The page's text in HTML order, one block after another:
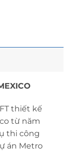
thiết kế
từ năm
thi công
án Metro